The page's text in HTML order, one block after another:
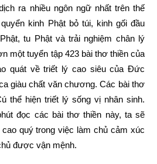
ra nhiều ngôn ngữ nhất trên thế
kinh Phật bỏ túi, kinh gối đầu
tu Phật và trải nghiệm chân lý
một tuyển tập 423 bài thơ thiền của
quát về triết lý cao siêu của Đức
giàu chất văn chương. Các bài thơ
thể hiện triết lý sống vị nhân sinh.
đọc các bài thơ thiền này, ta sẽ
quý trong việc làm chủ cảm xúc
được vận mệnh.